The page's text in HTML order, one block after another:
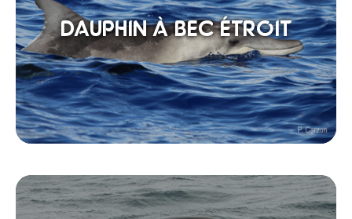
DAUPHIN À BEC ÉTROIT